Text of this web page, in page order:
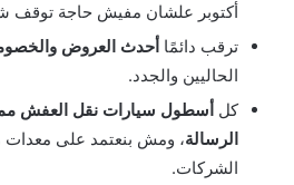
أكتوبر علشان مفيش حاجة توقف
ترقب دائمًا أحدث العروض
الحاليين والجدد.
كل أسطول سيارات نقل العفش
الرسالة، ومش بنعتمد على
الشركات.